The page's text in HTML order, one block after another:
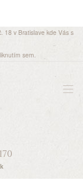
18 v Bratislave kde Vás s
sem.